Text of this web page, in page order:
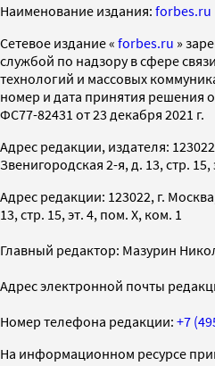
Наименование издания: forbes.ru
Cетевое издание « forbes.ru »
службой по надзору в сфере
технологий и массовых
номер и дата принятия решения
ФС77-82431 от 23 декабря 2021 г.
Адрес редакции, издателя:
Звенигородская 2-я, д. 13, стр. 15,
Адрес редакции: 123022, г.
13, стр. 15, эт. 4, пом. X, ком. 1
Главный редактор: Мазурин
Адрес электронной почты
Номер телефона редакции: +7
На информационном ресурсе